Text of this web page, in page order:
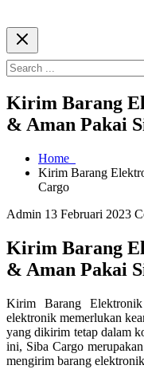
Kirim Barang
& Aman Pakai
Home
Kirim Barang
Cargo
Admin 13 Februari 2023
Kirim Barang
& Aman Pakai
Kirim Barang
elektronik memerlukan
yang dikirim tetap dalam
ini, Siba Cargo
mengirim barang